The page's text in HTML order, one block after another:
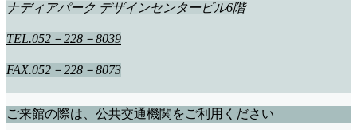
ナディアパーク デザインセンタービル6階
TEL.052－228－8039
FAX.052－228－8073
ご来館の際は、公共交通機関をご利用ください